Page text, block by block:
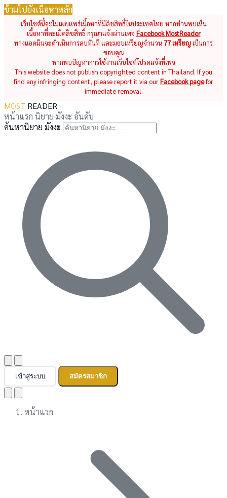
ข้ามไปยังเนื้อหาหลัก
เว็บไซต์นี้จะไม่เผยแพร่เนื้อหาที่มีลิขสิทธิ์ในประเทศไทย หากท่านพบเห็น
เนื้อหาที่ละเมิดลิขสิทธิ์ กรุณาแจ้งผ่านเพจ Facebook MostReader
ทางแอดมินจะดำเนินการลบทันที และมอบเหรียญจำนวน 77 เหรียญเป็นการ
ขอบคุณ
หากพบปัญหาการใช้งานเว็บไซต์โปรดแจ้งที่เพจ
This website does not publish copyrighted content in Thailand. If you
find any infringing content, please report it via ourFacebook pagefor
immediate removal.
MOST READER
หน้าแรก นิยาย มังงะ อันดับ
ค้นหานิยาย มังงะ
เข้าสู่ระบบ สมัครสมาชิก
หน้าแรก